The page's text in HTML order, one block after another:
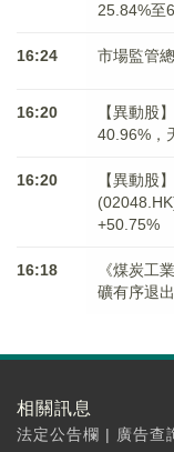
25.84%至
16:24 市場監管
16:20
【異動股
40.96%，
16:20
【異動股
+50.75%
16:18
《煤炭工
礦有序退出
相關訊息
法定公告欄 | 廣告查